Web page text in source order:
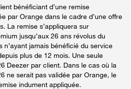
bénéficiant d’une remise
par Orange dans le cadre d’une offre
La remise s’appliquera sur
jusqu’aux 26 ans révolus du
n’ayant jamais bénéficié du service
plus de 12 mois. Une seule
Deezer par client. Dans le cas où la
ne serait pas validée par Orange, le
indument appliquée.